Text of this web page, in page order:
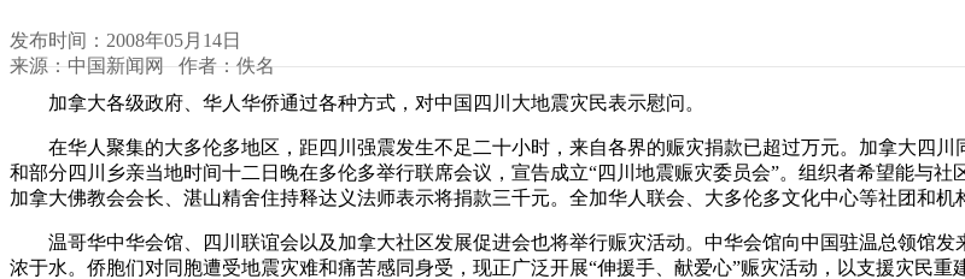
发布时间：2008年05月14日
来源：中国新闻网 作者：佚名
加拿大各级政府、华人华侨通过各种方式，对中国四川大地震灾民表示慰问。
在华人聚集的大多伦多地区，距四川强震发生不足二十小时，来自各界的赈灾捐款已超过万元。加拿大四川
和部分四川乡亲当地时间十二日晚在多伦多举行联席会议，宣告成立“四川地震赈灾委员会”。组织者希望能与
加拿大佛教会会长、湛山精舍住持释达义法师表示将捐款三千元。全加华人联会、大多伦多文化中心等社团和机
温哥华中华会馆、四川联谊会以及加拿大社区发展促进会也将举行赈灾活动。中华会馆向中国驻温总领馆发
浓于水。侨胞们对同胞遭受地震灾难和痛苦感同身受，现正广泛开展“伸援手、献爱心”赈灾活动，以支援灾民